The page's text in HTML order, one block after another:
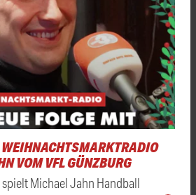
VOM VFL GÜNZBURG
Michael Jahn Handball